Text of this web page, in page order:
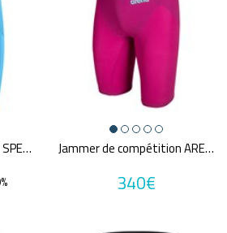
Jammer de compétition SPEEDO FS LZR PURE VALOR 2.0 Jammer de compétition ARENA POWERSKIN VELOCE VIOLET SURGE
340€